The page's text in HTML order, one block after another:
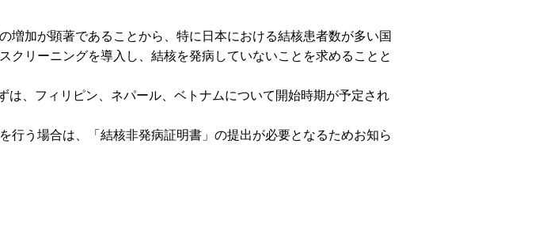
加が顕著であることから、特に日本における結核患者数が多い国
リーニングを導入し、結核を発病していないことを求めることと
、フィリピン、ネパール、ベトナムについて開始時期が予定され
行う場合は、「結核非発病証明書」の提出が必要となるためお知ら